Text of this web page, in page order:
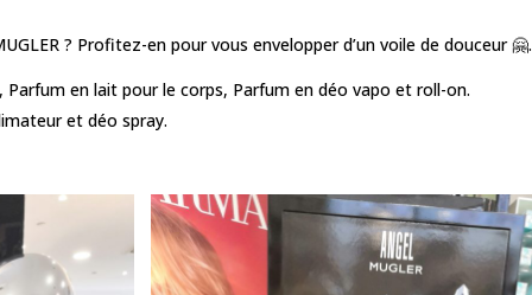
? Profitez-en pour vous envelopper d’un voile de douceur 🤗.
Parfum en lait pour le corps, Parfum en déo vapo et roll-on.
et déo spray.